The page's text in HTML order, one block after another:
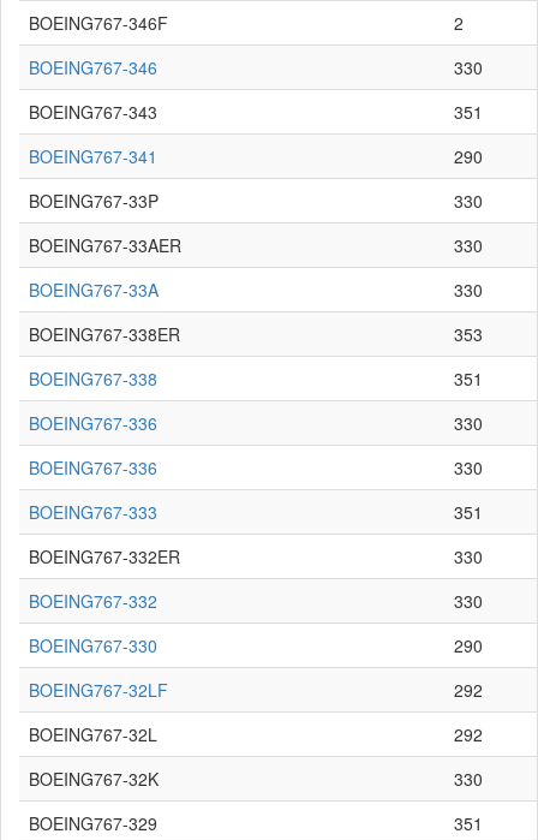
BOEING767-346F
2
BOEING767-346
330
BOEING767-343
351
BOEING767-341
290
BOEING767-33P
330
BOEING767-33AER
330
BOEING767-33A
330
BOEING767-338ER
353
BOEING767-338
351
BOEING767-336
330
BOEING767-336
330
BOEING767-333
351
BOEING767-332ER
330
BOEING767-332
330
BOEING767-330
290
BOEING767-32LF
292
BOEING767-32L
292
BOEING767-32K
330
BOEING767-329
351